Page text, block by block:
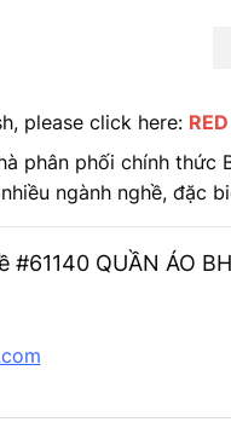
please click here:
phân phối chính thức
ngành nghề, đặc
QUẦN ÁO